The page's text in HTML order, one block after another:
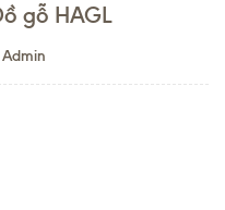
gỗ HAGL